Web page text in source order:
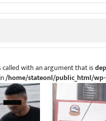
called with an argument that is
/home/stateonl/public_html/